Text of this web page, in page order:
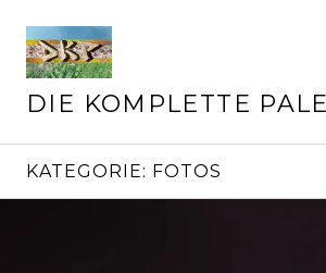
zum
Inhalt
DIE KOMPLETTE
KATEGORIE: FOTOS